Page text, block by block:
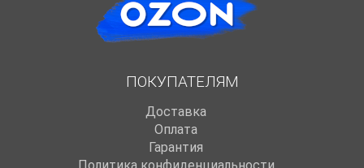
ПОКУПАТЕЛЯМ
Доставка
Оплата
Гарантия